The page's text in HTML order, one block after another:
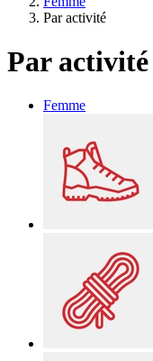
Par activité
Par activité
Femme